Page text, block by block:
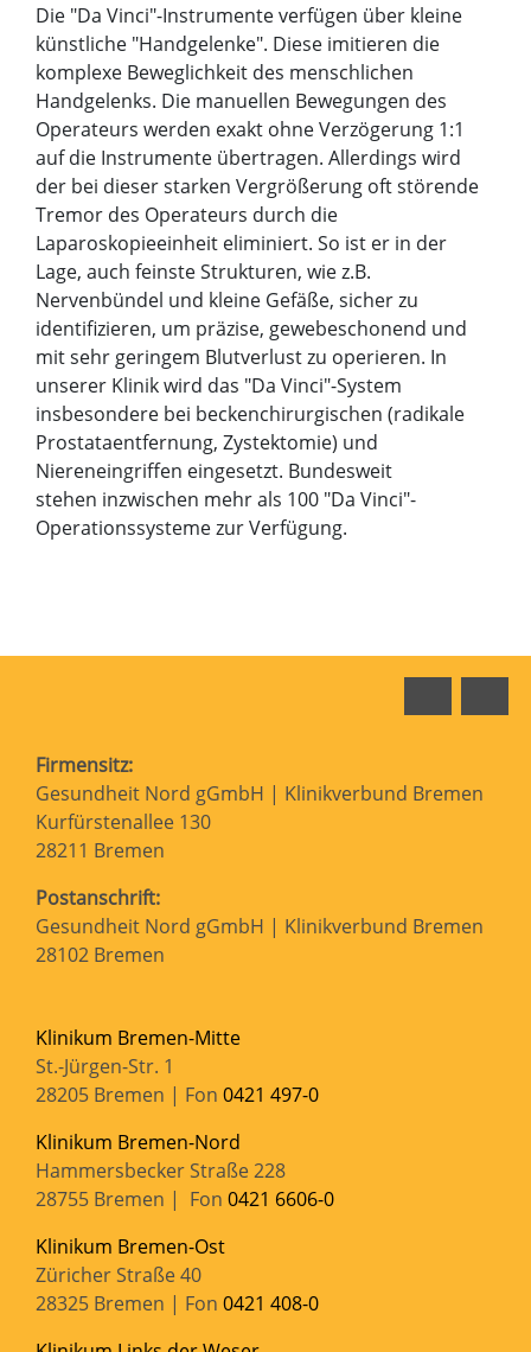
Die "Da Vinci"-Instrumente verfügen über kleine
künstliche "Handgelenke". Diese imitieren die
komplexe Beweglichkeit des menschlichen
Handgelenks. Die manuellen Bewegungen des
Operateurs werden exakt ohne Verzögerung 1:1
auf die Instrumente übertragen. Allerdings wird
der bei dieser starken Vergrößerung oft störende
Tremor des Operateurs durch die
Laparoskopieeinheit eliminiert. So ist er in der
Lage, auch feinste Strukturen, wie z.B.
Nervenbündel und kleine Gefäße, sicher zu
identifizieren, um präzise, gewebeschonend und
mit sehr geringem Blutverlust zu operieren. In
unserer Klinik wird das "Da Vinci"-System
insbesondere bei beckenchirurgischen (radikale
Prostataentfernung, Zystektomie) und
Niereneingriffen eingesetzt. Bundesweit
stehen inzwischen mehr als 100 "Da Vinci"-
Operationssysteme zur Verfügung.
Firmensitz:
Gesundheit Nord gGmbH | Klinikverbund Bremen
Kurfürstenallee 130
28211 Bremen
Postanschrift:
Gesundheit Nord gGmbH | Klinikverbund Bremen
28102 Bremen
Klinikum Bremen-Mitte
St.-Jürgen-Str. 1
28205 Bremen | Fon 0421 497-0
Klinikum Bremen-Nord
Hammersbecker Straße 228
28755 Bremen | Fon 0421 6606-0
Klinikum Bremen-Ost
Züricher Straße 40
28325 Bremen | Fon 0421 408-0